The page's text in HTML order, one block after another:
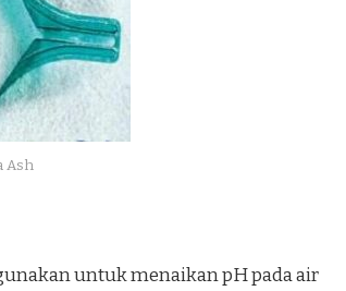
Ash
untuk menaikan pH pada air